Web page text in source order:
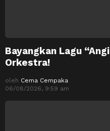
Bayangkan Lagu
Orkestra!
oleh Cema Cempaka
06/08/2026, 9:59 am